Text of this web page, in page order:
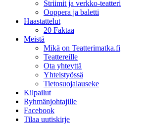
Striimit ja verkko-teatteri
Ooppera ja baletti
Haastattelut
20 Faktaa
Meistä
Mikä on Teatterimatka.fi
Teattereille
Ota yhteyttä
Yhteistyössä
Tietosuojalauseke
Kilpailut
Ryhmänjohtajille
Facebook
Tilaa uutiskirje